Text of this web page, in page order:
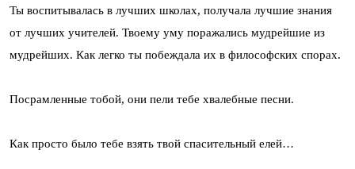
Ты воспитывалась в лучших школах, получала лучшие знания
от лучших учителей. Твоему уму поражались мудрейшие из
мудрейших. Как легко ты побеждала их в философских спорах.
Посрамленные тобой, они пели тебе хвалебные песни.
Как просто было тебе взять твой спасительный елей…